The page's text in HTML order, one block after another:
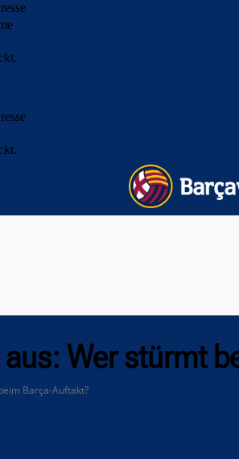
Wer stürmt
Barça-Auftakt?